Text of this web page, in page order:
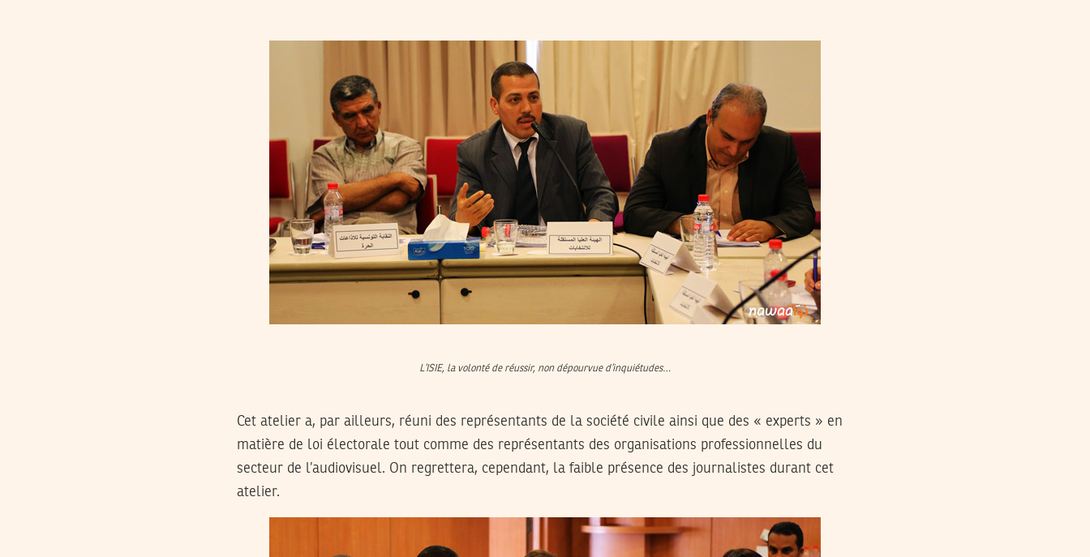
L’ISIE, la volonté de réussir, non dépourvue d’inquiétudes…
Cet atelier a, par ailleurs, réuni des représentants de la société civile ainsi que des « experts » en
matière de loi électorale tout comme des représentants des organisations professionnelles du
secteur de l’audiovisuel. On regrettera, cependant, la faible présence des journalistes durant cet
atelier.